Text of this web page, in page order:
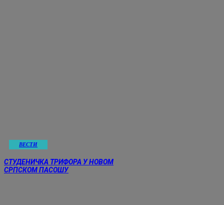
ВЕСТИ
СТУДЕНИЧКА ТРИФОРА У НОВОМ
СРПСКОМ ПАСОШУ